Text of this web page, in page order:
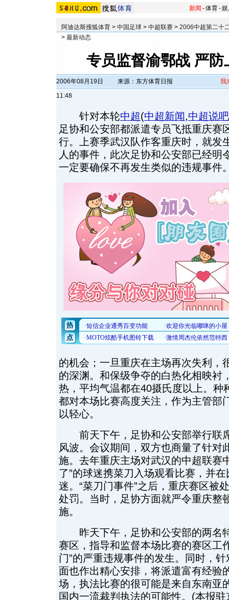
新闻 -体育-
阿迪达斯搜狐体育 > 中国足球 > 中超联赛 > 2006中超第二十
> 最新动态
专员监督渝鄂战 严
2006年08月19日
11:48
来源：东方体育日报 我
针对本轮中超(中超新闻,中超说吧
足协和公安部都派遣专员飞抵重庆赛
行。上赛季武汉队作客重庆时，就发
人的事件，此次足协和公安部已经明
一定要确保不再发生类似的违规事件
的机会；一旦重庆在主场再次失利，
的深渊。和保级争夺的白热化相映衬
热，平均气温都在40摄氏度以上。种
都对本场比赛高度关注，作为主管部
以轻心。
前天下午，足协和公安部举行联
风波。会议期间，双方也商量了针对
施。去年重庆主场对武汉的中超联赛
了”的球迷携菜刀入场观看比赛，并
迷。“菜刀门事件”之后，重庆赛区被
处罚。当时，足协方面就严令重庆整
施。
昨天下午，足协和公安部的两名
赛区，指导和监督本场比赛的赛区工
门”的严重违规事件的发生。同时，
面也作出精心安排，将派遣富有经验
场，执法比赛的很可能是来自东南亚
国内一流裁判执法的可能性。(本报